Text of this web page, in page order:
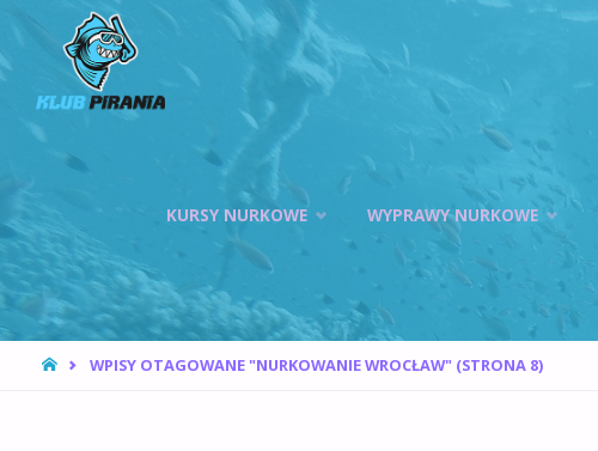
WROCŁAW |
KURSY
NURKOWANIA,
HOKEJ
PODWODNY
Przejdź
treści
KURSY NURKOWE WYPRAWY NURKOWE
STRONA
WPISY OTAGOWANE "NURKOWANIE WROCŁAW" (STRONA 8)